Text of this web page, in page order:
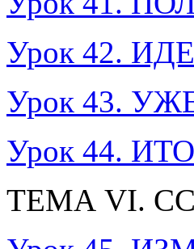
Урок 42.
Урок 43.
Урок 44.
ТЕМА VI.